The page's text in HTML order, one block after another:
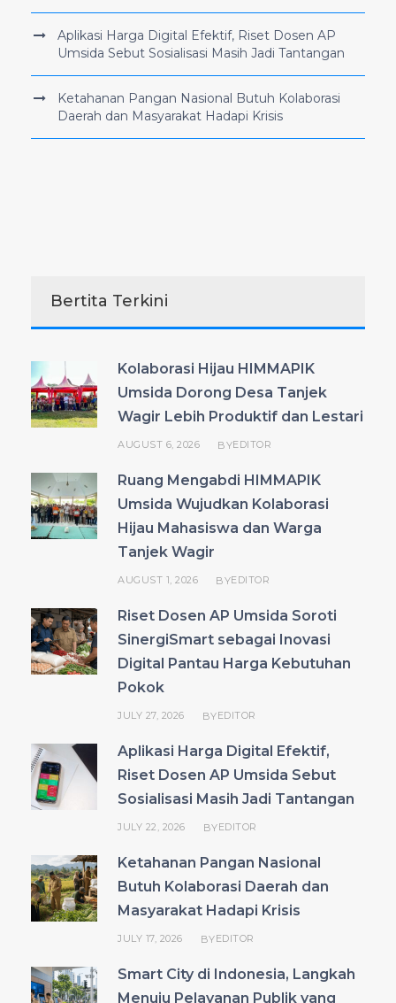
Aplikasi Harga Digital Efektif, Riset Dosen AP
Umsida Sebut Sosialisasi Masih Jadi Tantangan
Ketahanan Pangan Nasional Butuh Kolaborasi
Daerah dan Masyarakat Hadapi Krisis
Bertita Terkini
Kolaborasi Hijau HIMMAPIK
Umsida Dorong Desa Tanjek
Wagir Lebih Produktif dan Lestari
AUGUST 6, 2026 BYEDITOR
Ruang Mengabdi HIMMAPIK
Umsida Wujudkan Kolaborasi
Hijau Mahasiswa dan Warga
Tanjek Wagir
AUGUST 1, 2026 BYEDITOR
Riset Dosen AP Umsida Soroti
SinergiSmart sebagai Inovasi
Digital Pantau Harga Kebutuhan
Pokok
JULY 27, 2026 BYEDITOR
Aplikasi Harga Digital Efektif,
Riset Dosen AP Umsida Sebut
Sosialisasi Masih Jadi Tantangan
JULY 22, 2026 BYEDITOR
Ketahanan Pangan Nasional
Butuh Kolaborasi Daerah dan
Masyarakat Hadapi Krisis
JULY 17, 2026 BYEDITOR
Smart City di Indonesia, Langkah
Menuju Pelayanan Publik yang